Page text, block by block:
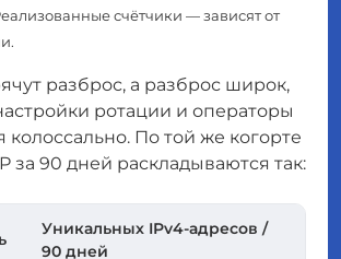
счётчики — зависят от
разброс, а разброс широк,
ротации и операторы
колоссально. По той же когорте
за 90 дней раскладываются так:
Уникальных IPv4-адресов /
90 дней